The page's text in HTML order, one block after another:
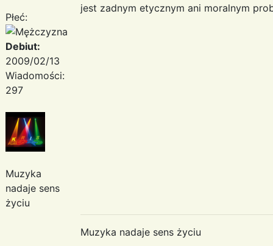
Płeć:
Debiut:
2009/02/13
Wiadomości:
297
Muzyka
nadaje sens
życiu
jest zadnym etycznym ani moralnym
Muzyka nadaje sens życiu